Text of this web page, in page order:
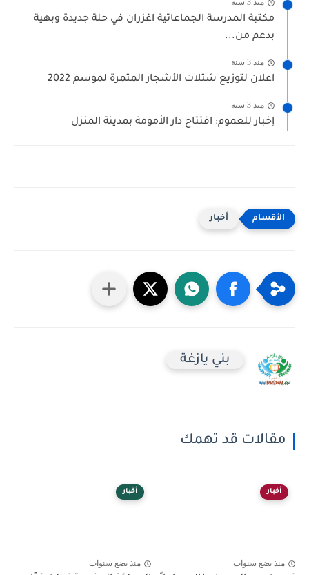
منذ 3 سنة
مكتبة المدرسة الجماعاتية اغزران في حلة جديدة وبهية
بدعم من...
منذ 3 سنة
اعلان لتوزيع شتلات الأشجار المثمرة لموسم 2022
منذ 3 سنة
إخبار للعموم: افتتاح دار الأمومة بمدينة المنزل
أخبار
بني يازغة
مقالات قد تهمك
أخبار
منذ بضع سنوات
أخبار
منذ بضع سنوات